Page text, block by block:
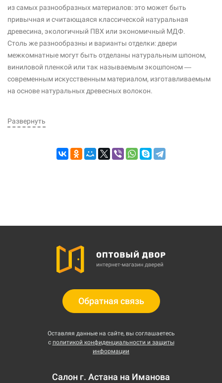
из самых разнообразных материалов: это может быть
привычная и считающаяся классической натуральная
древесина, экологичный ПВХ или экономичный МДФ.
Столь же разнообразны и варианты отделки: двери
межкомнатные могут быть отделаны натуральным шпоном,
виниловой пленкой или так называемым экошпоном —
современным искусственным материалом, изготавливаемым
на основе натуральных древесных волокон.
Развернуть
Обратная связь
Оставляя данные на сайте, вы соглашаетесь
с политикой конфиденциальности и защиты
информации
Салон г. Астана на Иманова